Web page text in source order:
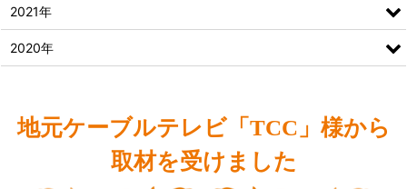
地元ケーブルテレビ「TCC」様から
取材を受けました
2021年
2020年